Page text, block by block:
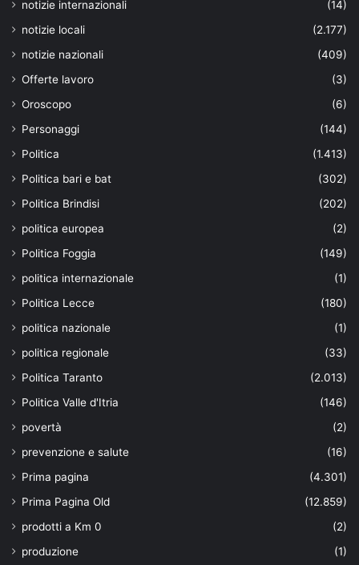
notizie internazionali
(14)
notizie locali
(2.177)
notizie nazionali
(409)
Offerte lavoro
(3)
Oroscopo
(6)
Personaggi
(144)
Politica
(1.413)
Politica bari e bat
(302)
Politica Brindisi
(202)
politica europea
(2)
Politica Foggia
(149)
politica internazionale
(1)
Politica Lecce
(180)
politica nazionale
(1)
politica regionale
(33)
Politica Taranto
(2.013)
Politica Valle d'Itria
(146)
povertà
(2)
prevenzione e salute
(16)
Prima pagina
(4.301)
Prima Pagina Old
(12.859)
prodotti a Km 0
(2)
produzione
(1)